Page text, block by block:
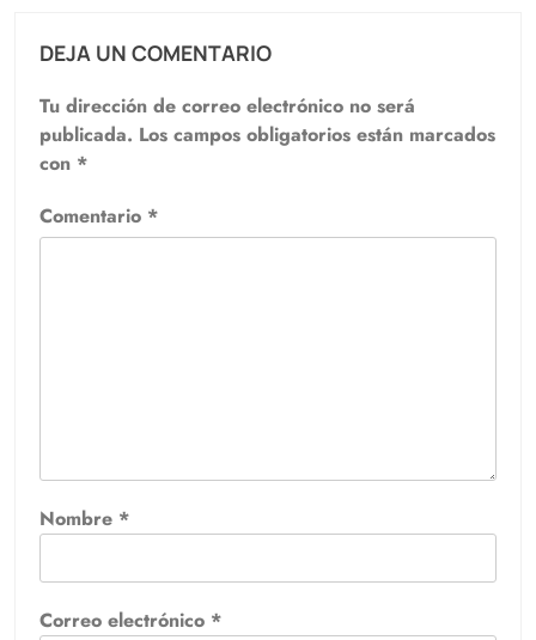
DEJA UN COMENTARIO
Tu dirección de correo electrónico no será
publicada. Los campos obligatorios están marcados
con *
Comentario *
Nombre *
Correo electrónico *